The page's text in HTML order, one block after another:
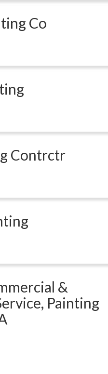
Co
Contrctr
&
Painting